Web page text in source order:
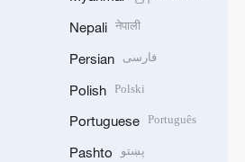
Nepali नेपाली
Persian فارسی
Polish Polski
Portuguese Português
Pashto پښتو